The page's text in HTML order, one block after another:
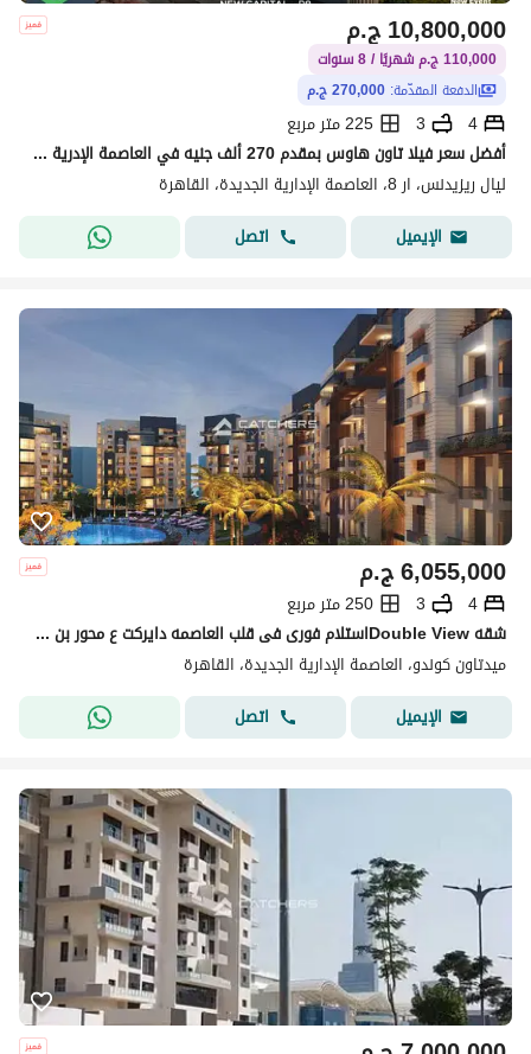
ج.م10,800,000
110,000 ج.م شهريًا / 8 سنوات
الدفعة المقدّمة: 270,000 ج.م
4
3
225 متر مربع
أفضل سعر فيلا تاون هاوس بمقدم 270 ألف جنيه في العاصمة الإدرية الجديدة
ليال ريزيدنس، ار 8، العاصمة الإدارية الجديدة، القاهرة
الإيميل
اتصل
ج.م6,055,000
4
3
250 متر مربع
شقه Double Viewاستلام فورى فى قلب العاصمه دايركت ع محور بن زايد دقائق من النهر الاخضر و بالقرب من سيليا طلعت مصطفى
ميدتاون كوندو، العاصمة الإدارية الجديدة، القاهرة
الإيميل
اتصل